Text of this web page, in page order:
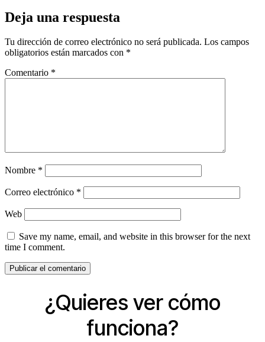
Deja una respuesta
Tu dirección de correo electrónico no será publicada. Los campos
obligatorios están marcados con *
Comentario *
Nombre *
Correo electrónico *
Web
Save my name, email, and website in this browser for the next
time I comment.
¿Quieres ver cómo
funciona?